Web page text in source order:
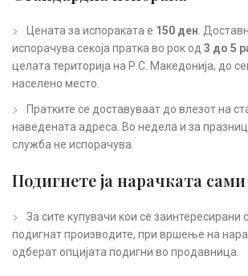
Цената за испораката е 150 ден .
испорачува секоја пратка во рок од 3 до 5
целата територија на Р.С. Македонија, до
населено место.
Пратките се доставуваат до влезот на
наведената адреса. Во недела и за
служба не испорачува.
Подигнете ја нарачката сами
За сите купувачи кои се заинтересирани
подигнат производите, при вршење на
одберат опцијата подигни во продавница.